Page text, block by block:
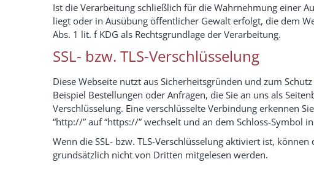
Ist die Verarbeitung schließlich für die Wahrnehmung einer
liegt oder in Ausübung öffentlicher Gewalt erfolgt, die dem
Abs. 1 lit. f KDG als Rechtsgrundlage der Verarbeitung.
SSL- bzw. TLS-Verschlüsselung
Diese Webseite nutzt aus Sicherheitsgründen und zum
Beispiel Bestellungen oder Anfragen, die Sie an uns als
Verschlüsselung. Eine verschlüsselte Verbindung erkennen
“http://” auf “https://” wechselt und an dem Schloss-Symbol
Wenn die SSL- bzw. TLS-Verschlüsselung aktiviert ist,
grundsätzlich nicht von Dritten mitgelesen werden.